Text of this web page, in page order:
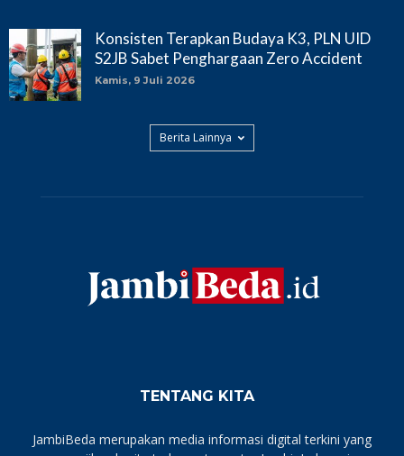
Konsisten Terapkan Budaya K3, PLN UID
S2JB Sabet Penghargaan Zero Accident
Kamis, 9 Juli 2026
Berita Lainnya
TENTANG KITA
JambiBeda merupakan media informasi digital terkini yang